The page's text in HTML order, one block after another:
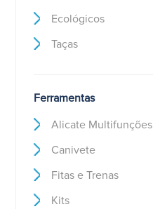
Ecológicos
Taças
Ferramentas
Alicate Multifunções
Canivete
Fitas e Trenas
Kits